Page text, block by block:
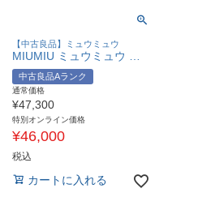
【中古良品】ミュウミュウ
MIUMIU ミュウミュウ 肩掛け ショルダーバッグ マテラッセ カバン クラッチバッグ 斜め掛けショルダー ハンドバッグ レザー レディース ライトピンク 【中古】
中古良品Aランク
通常価格
¥47,300
特別オンライン価格
¥46,000
税込
カートに入れる